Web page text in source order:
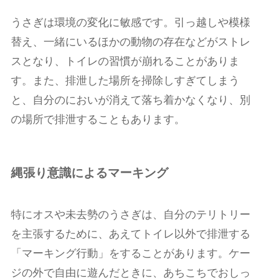
うさぎは環境の変化に敏感です。引っ越しや模様
替え、一緒にいるほかの動物の存在などがストレ
スとなり、トイレの習慣が崩れることがありま
す。また、排泄した場所を掃除しすぎてしまう
と、自分のにおいが消えて落ち着かなくなり、別
の場所で排泄することもあります。
縄張り意識によるマーキング
特にオスや未去勢のうさぎは、自分のテリトリー
を主張するために、あえてトイレ以外で排泄する
「マーキング行動」をすることがあります。ケー
ジの外で自由に遊んだときに、あちこちでおしっ